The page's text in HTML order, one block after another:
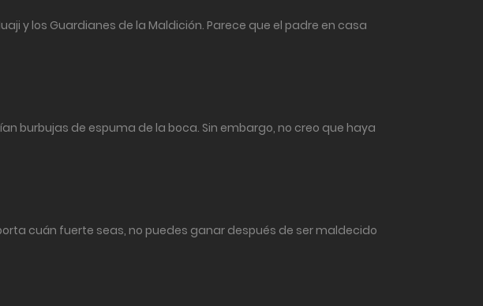
y los Guardianes de la Maldición. Parece que el padre en casa
burbujas de espuma de la boca. Sin embargo, no creo que haya
cuán fuerte seas, no puedes ganar después de ser maldecido